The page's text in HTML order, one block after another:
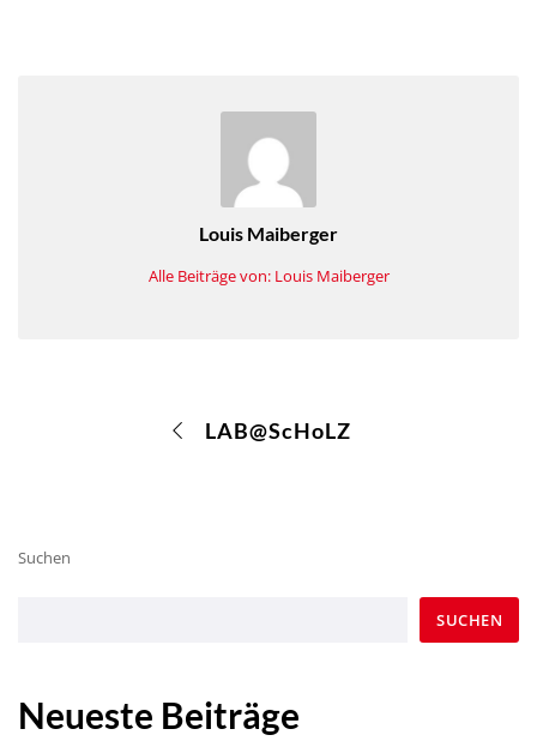
Louis Maiberger
Alle Beiträge von: Louis Maiberger
LAB@ScHoLZ
Suchen
SUCHEN
Neueste Beiträge